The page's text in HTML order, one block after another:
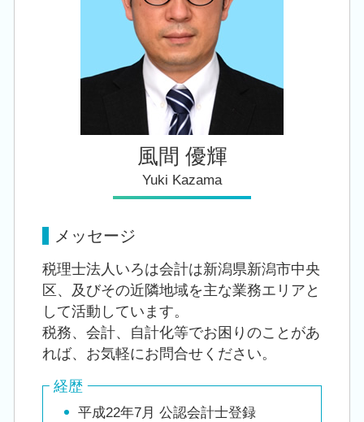
会社設立 税理士 相談 秋葉区
相続 税理士 相談 長岡市
会社設立 税理士 相談 加茂市
風間 優輝
Yuki Kazama
メッセージ
税理士法人いろは会計は新潟県新潟市中央
区、及びその近隣地域を主な業務エリアと
して活動しています。
税務、会計、自計化等でお困りのことがあ
れば、お気軽にお問合せください。
経歴
平成22年7月 公認会計士登録